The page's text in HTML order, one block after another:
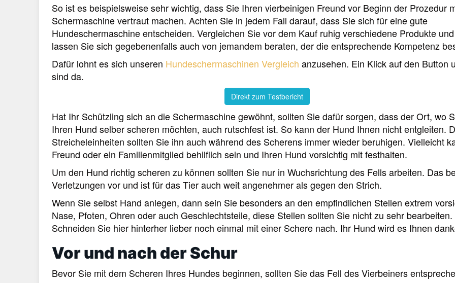
So ist es beispielsweise sehr wichtig, dass Sie Ihren vierbeinigen Freund vor Beginn der Prozedur
Schermaschine vertraut machen. Achten Sie in jedem Fall darauf, dass Sie sich für eine gute
Hundeschermaschine entscheiden. Vergleichen Sie vor dem Kauf ruhig verschiedene Produkte und
lassen Sie sich gegebenenfalls auch von jemandem beraten, der die entsprechende Kompetenz
Dafür lohnt es sich unseren Hundeschermaschinen Vergleich anzusehen. Ein Klick auf den Button
sind da.
Direkt zum Testbericht
Hat Ihr Schützling sich an die Schermaschine gewöhnt, sollten Sie dafür sorgen, dass der Ort, wo
Ihren Hund selber scheren möchten, auch rutschfest ist. So kann der Hund Ihnen nicht entgleiten.
Streicheleinheiten sollten Sie ihn auch während des Scherens immer wieder beruhigen. Vielleicht
Freund oder ein Familienmitglied behilflich sein und Ihren Hund vorsichtig mit festhalten.
Um den Hund richtig scheren zu können sollten Sie nur in Wuchsrichtung des Fells arbeiten. Das
Verletzungen vor und ist für das Tier auch weit angenehmer als gegen den Strich.
Wenn Sie selbst Hand anlegen, dann sein Sie besonders an den empfindlichen Stellen extrem
Nase, Pfoten, Ohren oder auch Geschlechtsteile, diese Stellen sollten Sie nicht zu sehr bearbeiten.
Schneiden Sie hier hinterher lieber noch einmal mit einer Schere nach. Ihr Hund wird es Ihnen
Vor und nach der Schur
Bevor Sie mit dem Scheren Ihres Hundes beginnen, sollten Sie das Fell des Vierbeiners